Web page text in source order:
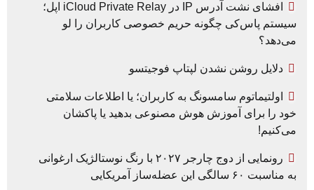
افشای نشت آدرس IP در iCloud Private Relay اپل؛
سیستم پاس‌کی چگونه حریم خصوصی کاربران را لو
می‌دهد؟
دلایل روشن نشدن لپتاپ فوجیتسو
اولتیماتوم سامسونگ به کاربران؛ یا اطلاعات سلامتی
خود را برای آموزش هوش مصنوعی بدهید یا پاکشان
می‌کنیم!
رونمایی از دوج چارجر ۲۰۲۷ با رنگ نوستالژیک ارغوانی
به مناسبت ۶۰ سالگی این عضله‌ساز آمریکایی